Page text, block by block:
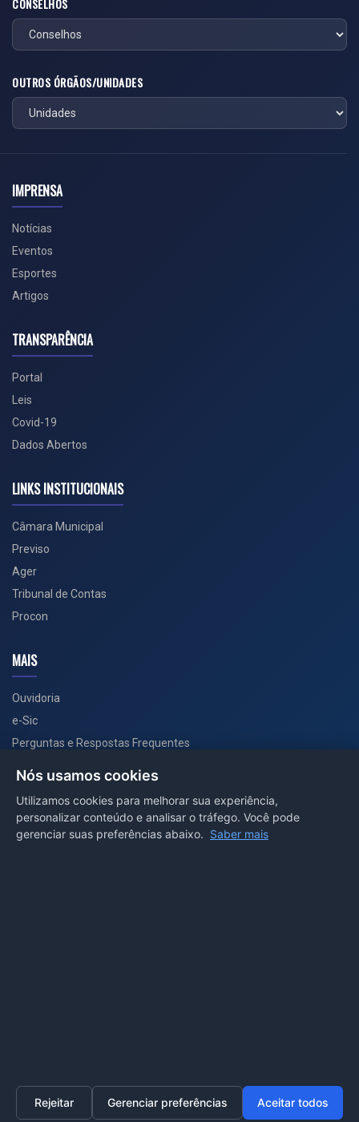
Home Transparência SIC
OUTROS ÓRGÃOS/UNIDADES
IMPRENSA
Notícias
Eventos
Esportes
Artigos
TRANSPARÊNCIA
Portal
Leis
Covid-19
Dados Abertos
LINKS INSTITUCIONAIS
Câmara Municipal
Previso
Ager
Tribunal de Contas
Procon
MAIS
Ouvidoria
e-Sic
Perguntas e Respostas Frequentes
PORTAL COVID-19
Nós usamos cookies
Utilizamos cookies para melhorar sua experiência,
personalizar conteúdo e analisar o tráfego. Você pode
gerenciar suas preferências abaixo. Saber mais
Rejeitar Gerenciar preferências Aceitar todos